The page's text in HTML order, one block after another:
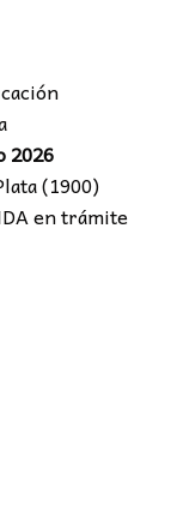
2026
(1900)
en trámite